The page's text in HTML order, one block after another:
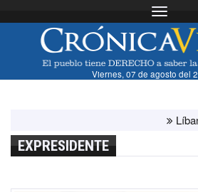
Toggle
Viernes, 07 de agosto del
Líbano e
EXPRESIDENTE